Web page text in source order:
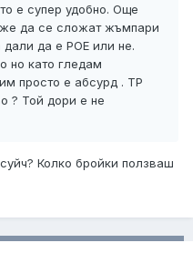
е супер удобно. Още
да се сложат жъмпари
да е POE или не.
но като гледам
просто е абсурд . ТP
? Той дори е не
Колко бройки ползваш